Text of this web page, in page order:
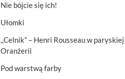
Nie bójcie się ich!
Ułomki
,,Celnik” – Henri Rousseau w paryskiej
Oranżerii
Pod warstwą farby